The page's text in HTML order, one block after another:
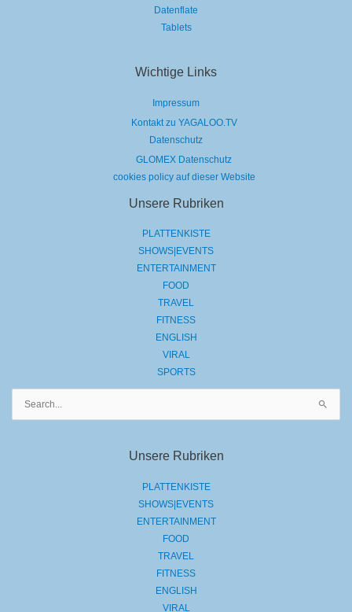
Datenflate
Tablets
Wichtige Links
Impressum
Kontakt zu YAGALOO.TV
Datenschutz
GLOMEX Datenschutz
cookies policy auf dieser Website
Unsere Rubriken
PLATTENKISTE
SHOWS|EVENTS
ENTERTAINMENT
FOOD
TRAVEL
FITNESS
ENGLISH
VIRAL
SPORTS
Unsere Rubriken
PLATTENKISTE
SHOWS|EVENTS
ENTERTAINMENT
FOOD
TRAVEL
FITNESS
ENGLISH
VIRAL